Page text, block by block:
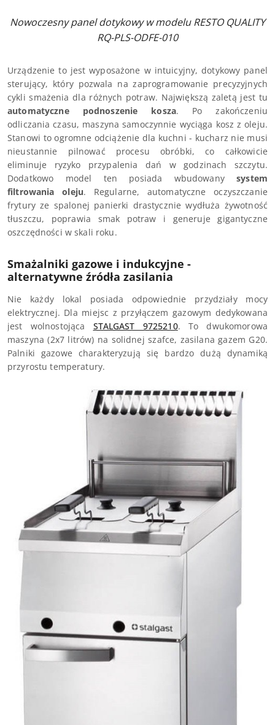
Nowoczesny panel dotykowy w modelu RESTO QUALITY
RQ-PLS-ODFE-010
Urządzenie to jest wyposażone w intuicyjny, dotykowy panel
sterujący, który pozwala na zaprogramowanie precyzyjnych
cykli smażenia dla różnych potraw. Największą zaletą jest tu
automatyczne podnoszenie kosza. Po zakończeniu
odliczania czasu, maszyna samoczynnie wyciąga kosz z oleju.
Stanowi to ogromne odciążenie dla kuchni - kucharz nie musi
nieustannie pilnować procesu obróbki, co całkowicie
eliminuje ryzyko przypalenia dań w godzinach szczytu.
Dodatkowo model ten posiada wbudowanysystem
filtrowania oleju. Regularne, automatyczne oczyszczanie
frytury ze spalonej panierki drastycznie wydłuża żywotność
tłuszczu, poprawia smak potraw i generuje gigantyczne
oszczędności w skali roku.
Smażalniki gazowe i indukcyjne -
alternatywne źródła zasilania
Nie każdy lokal posiada odpowiednie przydziały mocy
elektrycznej. Dla miejsc z przyłączem gazowym dedykowana
jest wolnostojąca STALGAST 9725210. To dwukomorowa
maszyna (2x7 litrów) na solidnej szafce, zasilana gazem G20.
Palniki gazowe charakteryzują się bardzo dużą dynamiką
przyrostu temperatury.